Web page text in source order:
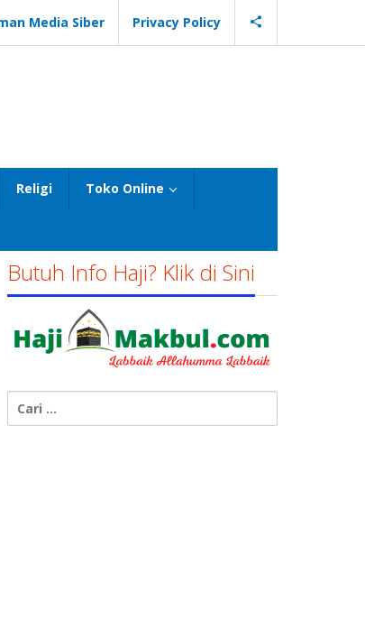
Media Siber Privacy Policy
Religi Toko Online
Butuh Info Haji? Klik di Sini
untuk: